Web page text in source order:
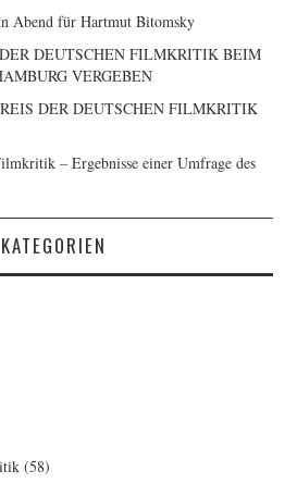
Abend für Hartmut Bitomsky
DEUTSCHEN FILMKRITIK BEIM
VERGEBEN
DER DEUTSCHEN FILMKRITIK
– Ergebnisse einer Umfrage des
KATEGORIEN
(58)